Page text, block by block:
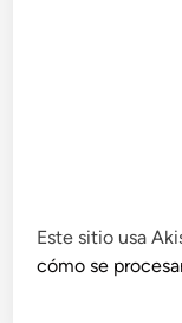
Este sitio usa
cómo se